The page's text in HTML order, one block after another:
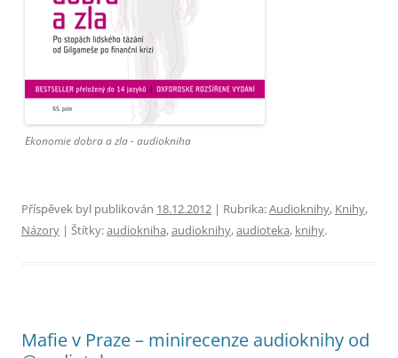
Ekonomie dobra a zla - audiokniha
Příspěvek byl publikován 18.12.2012 | Rubrika:Audioknihy, Knihy,
Názory | Štítky:audiokniha,audioknihy,audioteka, knihy.
Mafie v Praze – minirecenze audioknihy od